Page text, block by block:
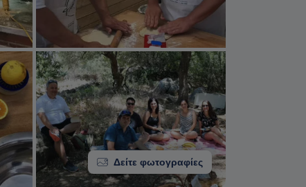
Δείτε φωτογραφίες